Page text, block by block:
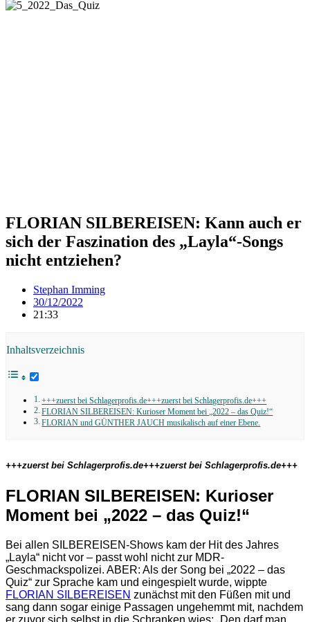
FLORIAN SILBEREISEN: Kann auch er
sich der Faszination des „Layla“-Songs
nicht entziehen?
Stephan Imming
30/12/2022
21:33
Inhaltsverzeichnis
+++zuerst bei Schlagerprofis.de+++zuerst bei Schlagerprofis.de+++
FLORIAN SILBEREISEN: Kurioser Moment bei „2022 – das Quiz!“
FLORIAN und GÜNTHER JAUCH musikalisch auf einer Ebene.
+++zuerst bei Schlagerprofis.de+++zuerst bei Schlagerprofis.de+++
FLORIAN SILBEREISEN: Kurioser
Moment bei „2022 – das Quiz!“
Bei allen SILBEREISEN-Shows kam der Hit des Jahres
„Layla“ nicht vor – passt wohl nicht zur MDR-
Geschmackspolizei. ABER: Als der Song bei „2022 – das
Quiz“ zur Sprache kam und eingespielt wurde, wippte
FLORIAN SILBEREISEN zunächst mit den Füßen mit und
sang dann sogar einige Passagen ungehemmt mit, nachdem
er zuvor sich selbst in die Schranken wies: „Den darf man